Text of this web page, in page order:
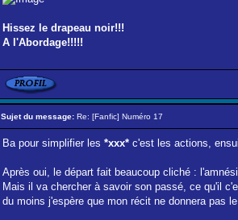
Hissez le drapeau noir!!!
A l'Abordage!!!!!
Sujet du message: Re: [Fanfic] Numéro 17
Ba pour simplifier les *xxx* c'est les actions,
Après oui, le départ fait beaucoup cliché :
Mais il va chercher à savoir son passé, ce qu'il
du moins j'espère que mon récit ne donnera pas